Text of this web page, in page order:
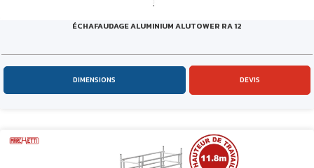
ÉCHAFAUDAGE ALUMINIUM ALUTOWER RA 12
DIMENSIONS DEVIS